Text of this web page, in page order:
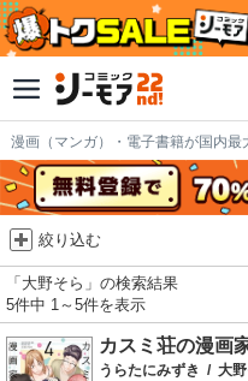
漫画（マンガ）・電子書籍が国内最
絞り込む
「大野そら」の検索結果
5件中 1～5件を表示
カスミ荘の漫画
うらたにみずき / 大